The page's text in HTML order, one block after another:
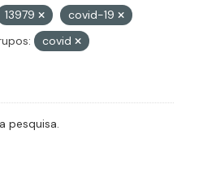
13979
covid-19
covid
pesquisa.